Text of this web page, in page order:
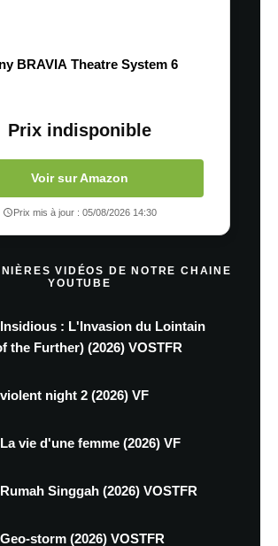
BRAVIA Theatre System 6
Prix indisponible
Voir sur Amazon
Prix mis à jour : 05/08/2026 14:30
VIDÉOS DE NOTRE CHAINE
YOUTUBE
: L'Invasion du Lointain
the Further) (2026) VOSTFR
night 2 (2026) VF
vie d'une femme (2026) VF
Singgah (2026) VOSTFR
storm (2026) VOSTFR